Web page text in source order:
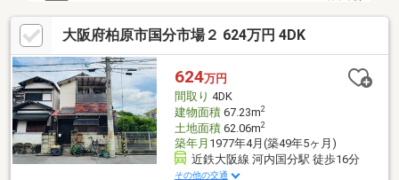
大阪府柏原市国分市場２ 624万円 4DK
624万円
間取り 4DK
建物面積67.23m2
土地面積62.06m2
築年月 1977年4月(築49年5ヶ月)
近鉄大阪線 河内国分駅 徒歩16分
その他の交通